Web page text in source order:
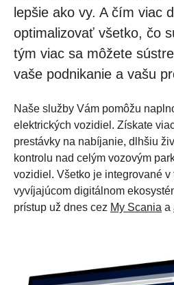
lepšie ako vy. A čím viac
optimalizovať všetko, čo
tým viac sa môžete
vaše podnikanie a vašu
Naše služby Vám pomôžu
elektrických vozidiel. Získate
prestávky na nabíjanie, dlhšiu
kontrolu nad celým vozovým
vozidiel. Všetko je integrované v
vyvíjajúcom digitálnom
prístup už dnes cez My Scania a